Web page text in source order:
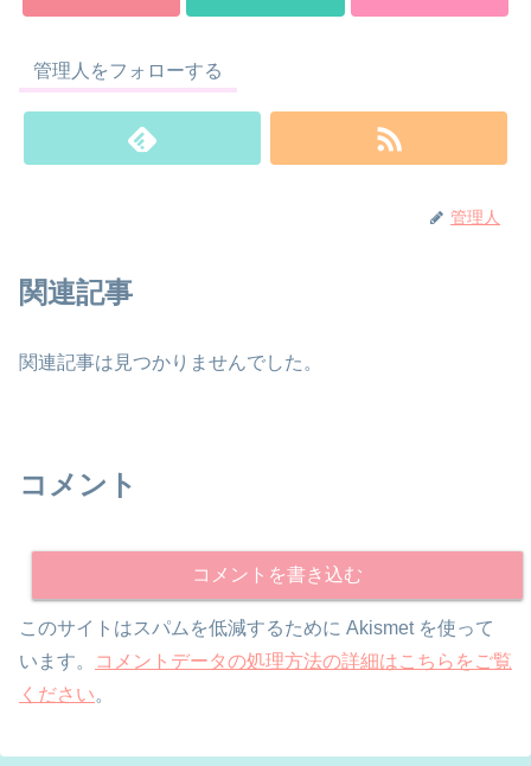
管理人をフォローする
管理人
関連記事
関連記事は見つかりませんでした。
コメント
コメントを書き込む
このサイトはスパムを低減するために Akismet を使って
います。
コメントデータの処理方法の詳細はこちらをご覧
ください。